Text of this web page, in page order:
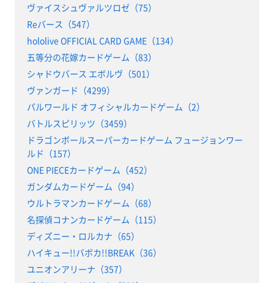
ヴァイスシュヴァルツロゼ（75）
Reバース（547）
hololive OFFICIAL CARD GAME（134）
五等分の花嫁カードゲーム（83）
シャドウバース エボルヴ（501）
ヴァンガード（4299）
パルワールド オフィシャルカードゲーム（2）
バトルスピリッツ（3459）
ドラゴンボールスーパーカードゲーム フュージョンワー
ルド（157）
ONE PIECEカードゲーム（452）
ガンダムカードゲーム（94）
ウルトラマンカードゲーム（68）
名探偵コナンカードゲーム（115）
ディズニー・ロルカナ（65）
ハイキュー!!バボカ!!BREAK（36）
ユニオンアリーナ（357）